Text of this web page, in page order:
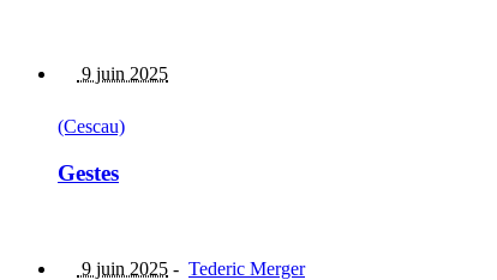
9 juin 2025
(Cescau)
Gestes
9 juin 2025 - Tederic Merger